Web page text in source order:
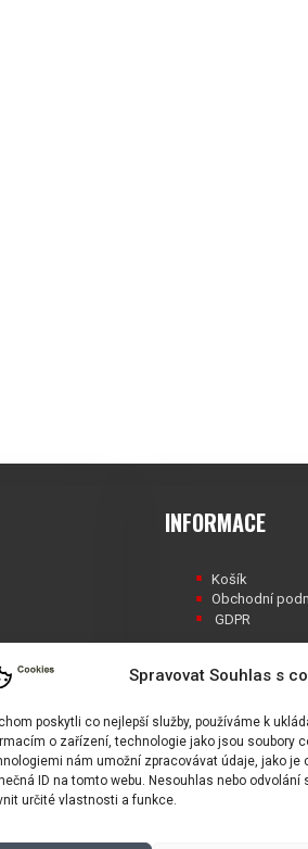
Spravovat Souhlas s
poskytli co nejlepší služby, používáme k
o zařízení, technologie jako jsou soubory
nám umožní zpracovávat údaje, jako je
ID na tomto webu. Nesouhlas nebo odvolání
určité vlastnosti a funkce.
ST/PÁ
INFORMACE
Košík
Obchodní
GDPR